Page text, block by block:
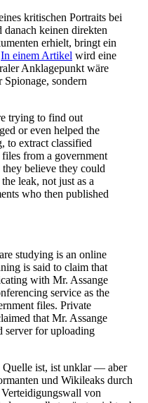
kritischen Portraits bei
keinen direkten
erhielt, bringt ein
In einem Artikel wird eine
Anklagepunkt wäre
sondern
trying to find out
or even helped the
to extract classified
from a government
believe they could
leak, not just as a
who then published
studying is an online
is said to claim that
with Mr. Assange
service as the
files. Private
that Mr. Assange
server for uploading
ist, ist unklar — aber
und Wikileaks durch
von